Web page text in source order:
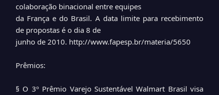
colaboração binacional entre equipes
da França e do Brasil. A data limite para recebimento
de propostas é o dia 8 de
junho de 2010. http://www.fapesp.br/materia/5650
Prêmios:
§ O 3º Prêmio Varejo Sustentável Walmart Brasil visa